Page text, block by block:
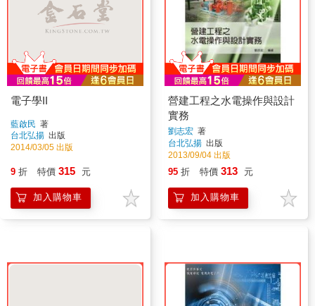
電子學II
藍啟民 著
台北弘揚 出版
2014/03/05 出版
9 折 特價 315 元
加入購物車
營建工程之水電操作與設計
實務
劉志宏 著
台北弘揚 出版
2013/09/04 出版
95 折 特價 313 元
加入購物車